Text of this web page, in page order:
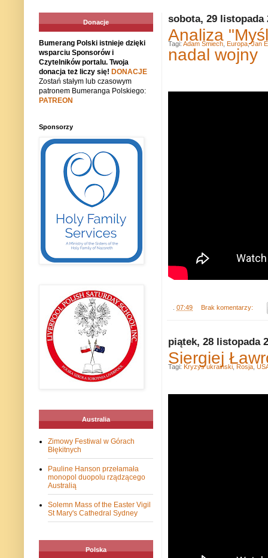
sobota, 29 listopada
Analiza
nadal wojny
07:49 Brak komentarzy:
Tagi: Adam Śmiech Europa,Jan
piątek, 28 listopada
Siergiej
Tagi: Kryzys ukraiński Rosja
Donacje
Bumerang Polski istnieje dzięki
wsparciu Sponsorów i
Czytelników portalu. Twoja
donacja też liczy się! DONACJE
Zostań stałym lub czasowym
patronem Bumeranga Polskiego:
PATREON
Sponsorzy
Australia
Zimowy Festiwal w Górach
Błękitnych
Pauline Hanson przełamała
monopol duopolu rządzącego
Australią
Solemn Mass of the Easter Vigil
St Mary's Cathedral Sydney
Polska